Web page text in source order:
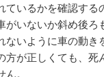
ているかを確認する
がいないか斜め後ろ
ないように車の動き
方が正しくても、死
。